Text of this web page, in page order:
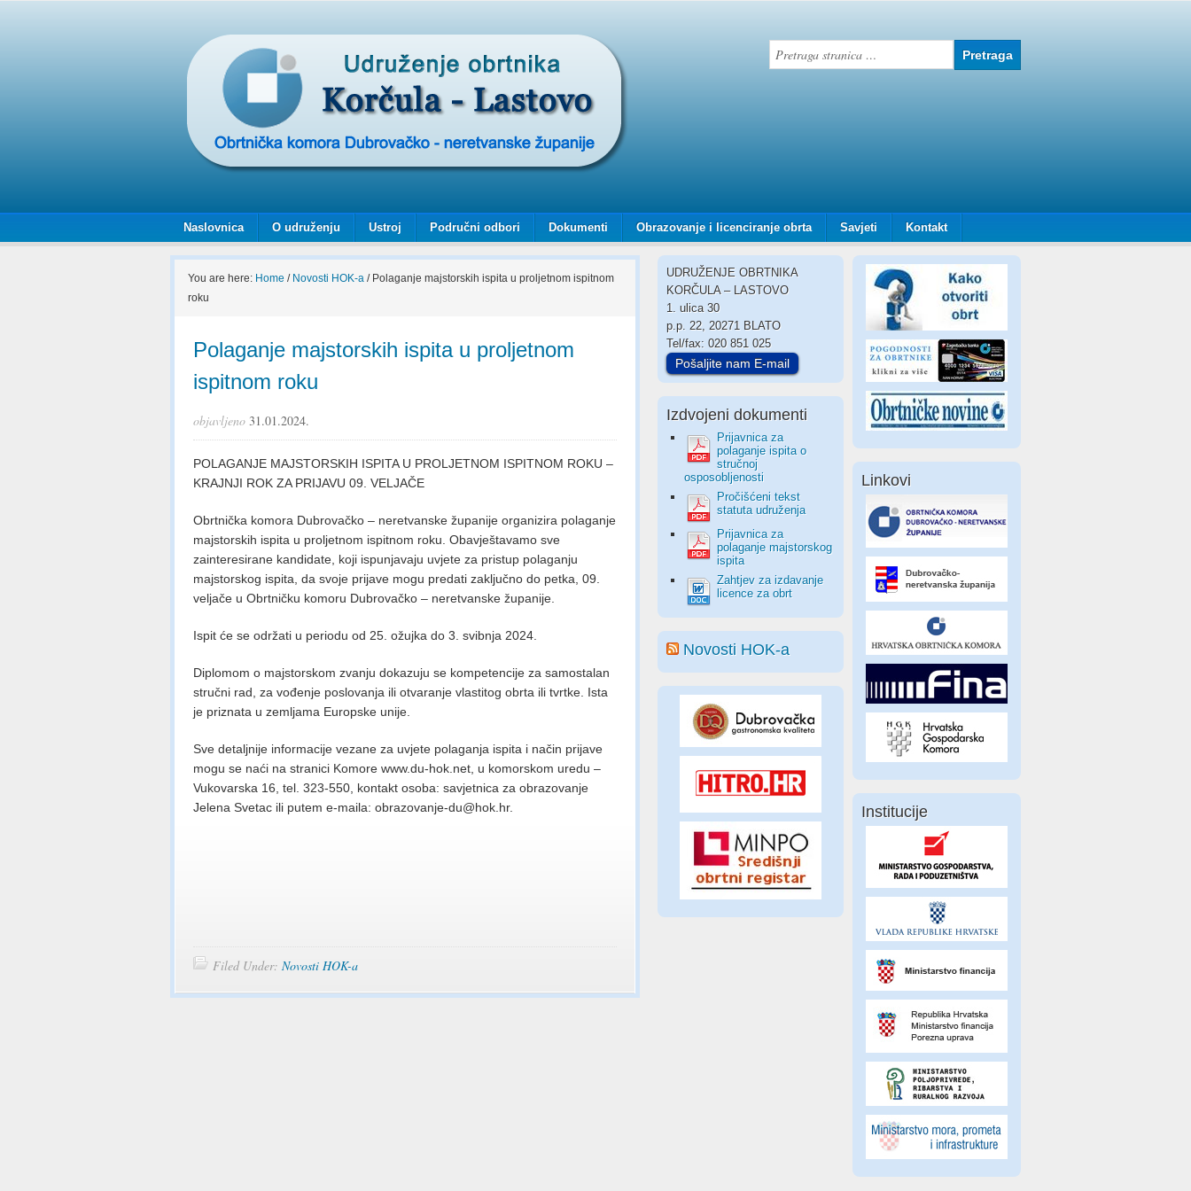
Naslovnica O udruženju Ustroj Područni odbori Dokumenti Obrazovanje i licenciranje obrta Savjeti Kontakt
You are here: Home / Novosti HOK-a /Polaganje majstorskih ispita u proljetnom ispitnom
roku
Polaganje majstorskih ispita u proljetnom
ispitnom roku
objavljeno 31.01.2024.
POLAGANJE MAJSTORSKIH ISPITA U PROLJETNOM ISPITNOM ROKU –
KRAJNJI ROK ZA PRIJAVU 09. VELJAČE
Obrtnička komora Dubrovačko – neretvanske županije organizira polaganje
majstorskih ispita u proljetnom ispitnom roku. Obavještavamo sve
zainteresirane kandidate, koji ispunjavaju uvjete za pristup polaganju
majstorskog ispita, da svoje prijave mogu predati zaključno do petka, 09.
veljače u Obrtničku komoru Dubrovačko – neretvanske županije.
Ispit će se održati u periodu od 25. ožujka do 3. svibnja 2024.
Diplomom o majstorskom zvanju dokazuju se kompetencije za samostalan
stručni rad, za vođenje poslovanja ili otvaranje vlastitog obrta ili tvrtke. Ista
je priznata u zemljama Europske unije.
Sve detaljnije informacije vezane za uvjete polaganja ispita i način prijave
mogu se naći na stranici Komore www.du-hok.net, u komorskom uredu –
Vukovarska 16, tel. 323-550, kontakt osoba: savjetnica za obrazovanje
Jelena Svetac ili putem e-maila: obrazovanje-du@hok.hr.
Filed Under: Novosti HOK-a
UDRUŽENJE OBRTNIKA
KORČULA – LASTOVO
1. ulica 30
p.p. 22, 20271 BLATO
Tel/fax: 020 851 025
Pošaljite nam E-mail
Izdvojeni dokumenti
Prijavnica za
polaganje ispita o
stručnoj
osposobljenosti
Pročišćeni tekst
statuta udruženja
Prijavnica za
polaganje majstorskog
ispita
Zahtjev za izdavanje
licence za obrt
Novosti HOK-a
Linkovi
Institucije